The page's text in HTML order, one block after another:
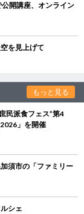
開講座、オンライン
を見上げて
もっと見る
民派食フェス”第4
」を開催
須市の「ファミリー
シェ